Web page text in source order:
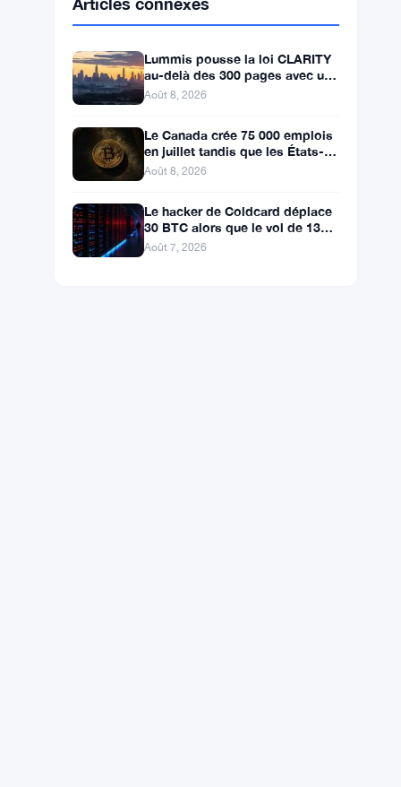
SolanaSOL $74.5855 ▲ +2.30%
XRPXRP $1.0332
Lummis pousse la loi CLARITY